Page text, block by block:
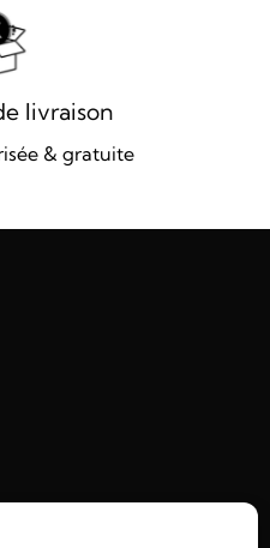
livraison
& gratuite